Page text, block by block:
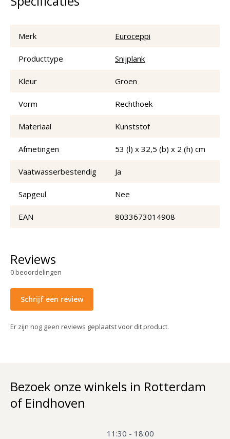
Merk Euroceppi
Producttype Snijplank
Kleur Groen
Vorm Rechthoek
Materiaal Kunststof
Afmetingen 53 (l) x 32,5 (b) x 2 (h) cm
Vaatwasserbestendig Ja
Sapgeul Nee
EAN 8033673014908
Reviews
0beoordelingen
Schrijf een review
Er zijn nog geen reviews geplaatst voor dit product.
Bezoek onze winkels in Rotterdam
of Eindhoven
11:30 - 18:00